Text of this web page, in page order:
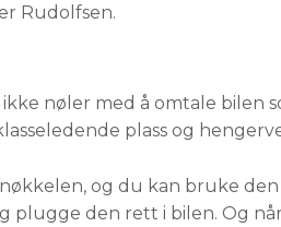
Rudolfsen.
nøler med å omtale bilen
plass og
og du kan bruke
plugge den rett i bilen. Og